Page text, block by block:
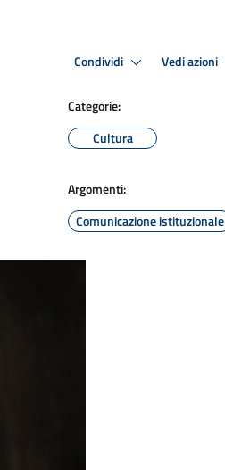
Condividi Vedi azioni
Categorie:
Cultura
Argomenti:
Comunicazione istituzionale